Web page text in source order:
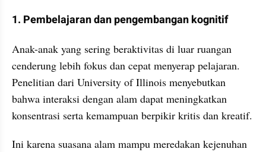
1. Pembelajaran dan pengembangan kognitif
Anak-anak yang sering beraktivitas di luar ruangan
cenderung lebih fokus dan cepat menyerap pelajaran.
Penelitian dari University of Illinois menyebutkan
bahwa interaksi dengan alam dapat meningkatkan
konsentrasi serta kemampuan berpikir kritis dan kreatif.
Ini karena suasana alam mampu meredakan kejenuhan